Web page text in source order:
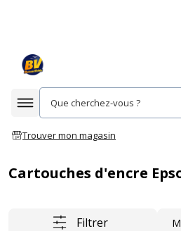
Afficher la navigation
Trouver mon magasin
Cartouches d'encre
Filtrer Trier